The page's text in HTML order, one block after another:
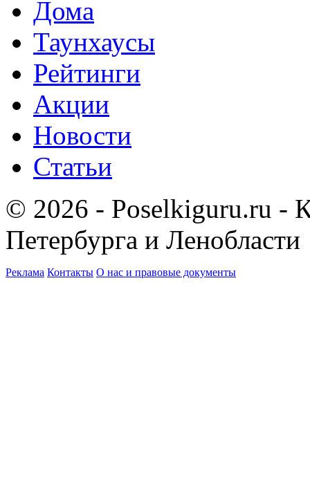
Дома
Таунхаусы
Рейтинги
Акции
Новости
Статьи
© 2026 - Poselkiguru.ru -
Петербурга и Ленобласти
Реклама Контакты О нас и правовые документы